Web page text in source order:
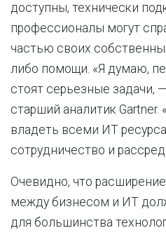
доступны, технически
профессионалы могут
частью своих
либо помощи. «Я думаю,
стоят серьезные задачи,
старший аналитик
владеть всеми ИТ
сотрудничество и
Очевидно, что
между бизнесом и ИТ
для большинства